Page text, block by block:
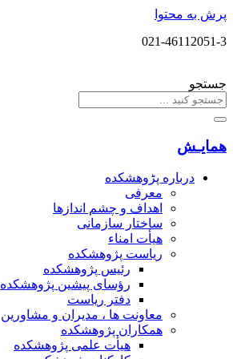
پرش به محتوا
021-46112051-3
جستجو
همایـش
درباره پڑوهشکده
معرفی
اهداف و چشم اندازها
ساختار سازمانی
هیأت امناء
ریاست پژوهشکده
رئیس پژوهشکده
رؤسای پیشین پژوهشکده
دفتر ریاست
معاونت ها ، مدیران و مشاورین
همکاران پژوهشکده
هیأت علمی پژوهشکده